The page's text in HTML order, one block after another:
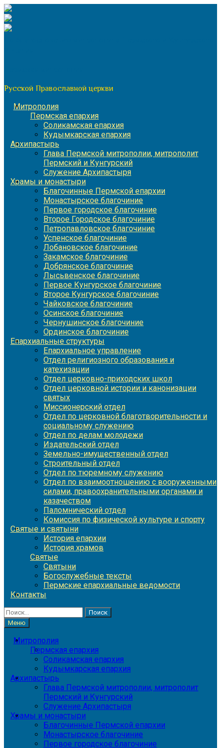
Перейти
к
содержимому
Русской Православной церкви
Митрополия
Пермская епархия
Соликамская епархия
Кудымкарская епархия
Архипастырь
Глава Пермской митрополии, митрополит
Пермский и Кунгурский
Служение Архипастыря
Храмы и монастыри
Благочинные Пермской епархии
Монастырское благочиние
Первое городское благочиние
Второе Городское благочиние
Петропавловское благочиние
Успенское благочиние
Лобановское благочиние
Закамское благочиние
Добрянское благочиние
Лысьвенское благочиние
Первое Кунгурское благочиние
Второе Кунгурское благочиние
Чайковское благочиние
Осинское благочиние
Чернушинское благочиние
Ординское благочиние
Епархиальные структуры
Епархиальное управление
Отдел религиозного образования и
катехизации
Отдел церковно-приходских школ
Отдел церковной истории и канонизации
святых
Миссионерский отдел
Отдел по церковной благотворительности и
социальному служению
Отдел по делам молодежи
Издательский отдел
Земельно-имущественный отдел
Строительный отдел
Отдел по тюремному служению
Отдел по взаимоотношению с вооруженными
силами, правоохранительными органами и
казачеством
Паломнический отдел
Комиссия по физической культуре и спорту
Святые и святыни
История епархии
История храмов
Святые
Святыни
Богослужебные тексты
Пермские епархиальные ведомости
Контакты
Найти:
Меню
Митрополия
Пермская епархия
Соликамская епархия
Кудымкарская епархия
Архипастырь
Глава Пермской митрополии, митрополит
Пермский и Кунгурский
Служение Архипастыря
Храмы и монастыри
Благочинные Пермской епархии
Монастырское благочиние
Первое городское благочиние